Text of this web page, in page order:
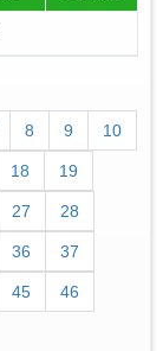
8 9 10
18 19
27 28
36 37
45 46